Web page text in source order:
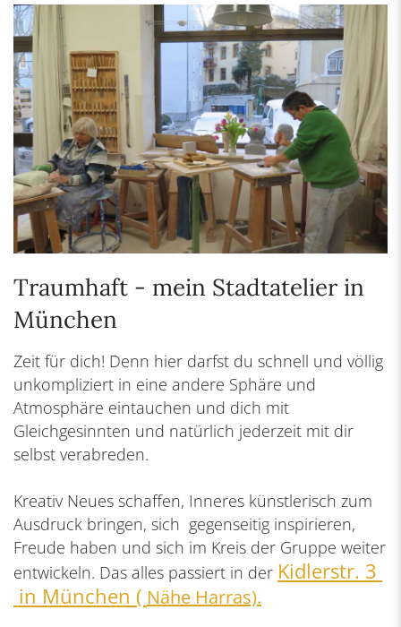
Traumhaft - mein Stadtatelier in
München
Zeit für dich! Denn hier darfst du schnell und völlig
unkompliziert in eine andere Sphäre und
Atmosphäre eintauchen und dich mit
Gleichgesinnten und natürlich jederzeit mit dir
selbst verabreden.
Kreativ Neues schaffen, Inneres künstlerisch zum
Ausdruck bringen, sich gegenseitig inspirieren,
Freude haben und sich im Kreis der Gruppe weiter
entwickeln. Das alles passiert in der Kidlerstr. 3
in München ( Nähe Harras).